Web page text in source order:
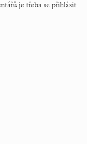
je třeba se přihlásit.